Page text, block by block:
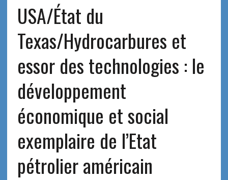
USA/État du
Texas/Hydrocarbures et
essor des technologies : le
développement
économique et social
exemplaire de l’Etat
pétrolier américain